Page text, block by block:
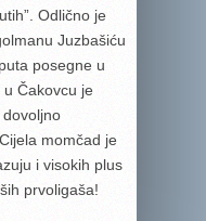
Odlično je
Juzbašiću
posegne u
Čakovcu je
momčad je
i visokih plus
prvoligaša!